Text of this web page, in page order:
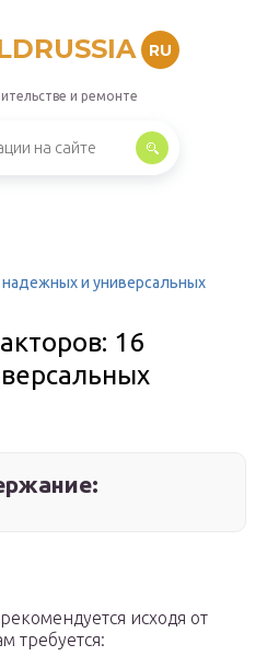
RU
и ремонте
и универсальных
16
исходя от
требуется: